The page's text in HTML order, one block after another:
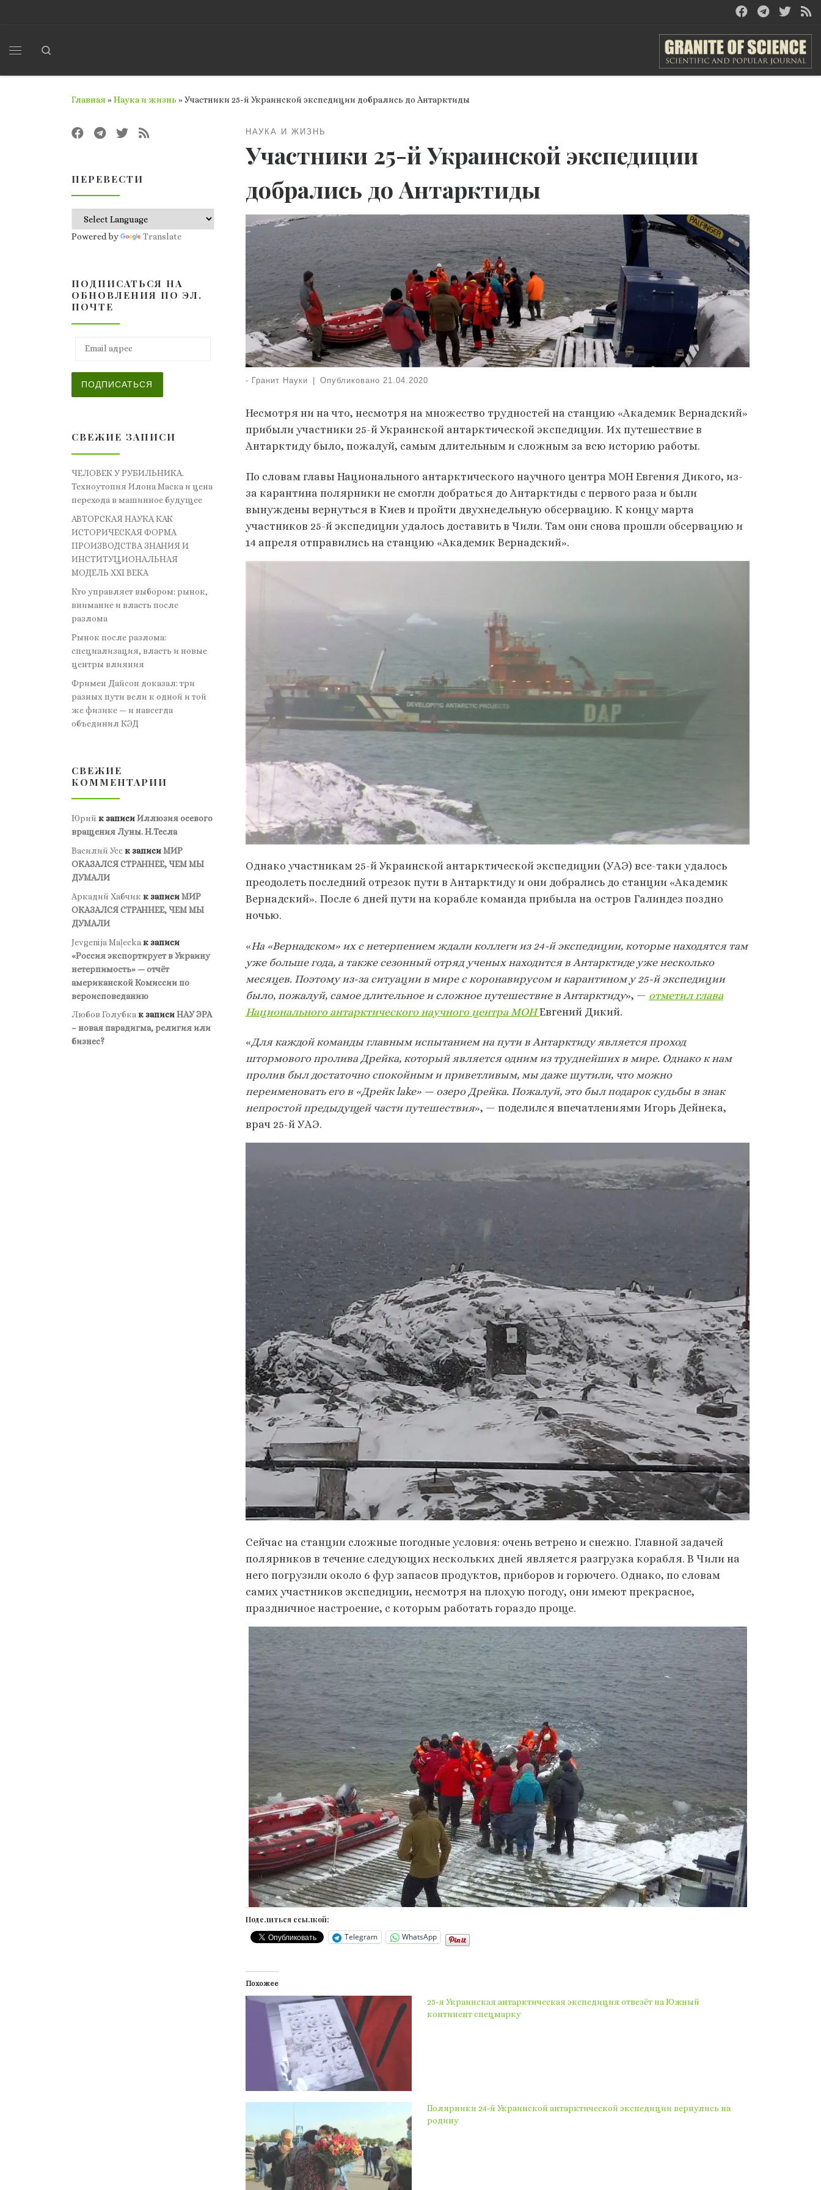
Главная »Наука и жизнь »Участники 25-й Украинской экспедиции добрались до Антарктиды
НАУКА И ЖИЗНЬ
Участники 25-й Украинской экспедиции
добрались до Антарктиды
- Гранит Науки Опубликовано 21.04.2020
Несмотря ни на что, несмотря на множество трудностей на станцию «Академик Вернадский»
прибыли участники 25-й Украинской антарктической экспедиции. Их путешествие в
Антарктиду было, пожалуй, самым длительным и сложным за всю историю работы.
По словам главы Национального антарктического научного центра МОН Евгения Дикого, из-
за карантина полярники не смогли добраться до Антарктиды с первого раза и были
вынуждены вернуться в Киев и пройти двухнедельную обсервацию. К концу марта
участников 25-й экспедиции удалось доставить в Чили. Там они снова прошли обсервацию и
14 апреля отправились на станцию ​​«Академик Вернадский».
Однако участникам 25-й Украинской антарктической экспедиции (УАЭ) все-таки удалось
преодолеть последний отрезок пути в Антарктиду и они добрались до станции «Академик
Вернадский». После 6 дней пути на корабле команда прибыла на остров Галиндез поздно
ночью.
«На «Вернадском» их с нетерпением ждали коллеги из 24-й экспедиции, которые находятся там
уже больше года, а также сезонный отряд ученых находится в Антарктиде уже несколько
месяцев. Поэтому из-за ситуации в мире с коронавирусом и карантином у 25-й экспедиции
было, пожалуй, самое длительное и сложное путешествие в Антарктиду», — отметил глава
Национального антарктического научного центра МОНЕвгений Дикий.
«Для каждой команды главным испытанием на пути в Антарктиду является проход
штормового пролива Дрейка, который является одним из труднейших в мире. Однако к нам
пролив был достаточно спокойным и приветливым, мы даже шутили, что можно
переименовать его в «Дрейк lake» — озеро Дрейка. Пожалуй, это был подарок судьбы в знак
непростой предыдущей части путешествия», — поделился впечатлениями Игорь Дейнека,
врач 25-й УАЭ.
Сейчас на станции сложные погодные условия: очень ветрено и снежно. Главной задачей
полярников в течение следующих нескольких дней является разгрузка корабля. В Чили на
него погрузили около 6 фур запасов продуктов, приборов и горючего. Однако, по словам
самих участников экспедиции, несмотря на плохую погоду, они имеют прекрасное,
праздничное настроение, с которым работать гораздо проще.
Поделиться ссылкой:
Telegram WhatsApp
Похожее
25-я Украинская антарктическая экспедиция отвезёт на Южный
континент спецмарку
Полярники 24-й Украинской антарктической экспедиции вернулись на
родину
ПЕРЕВЕСТИ
Powered by Translate
ПОДПИСАТЬСЯ НА
ОБНОВЛЕНИЯ ПО ЭЛ.
ПОЧТЕ
ПОДПИСАТЬСЯ
СВЕЖИЕ ЗАПИСИ
ЧЕЛОВЕК У РУБИЛЬНИКА.
Техноутопия Илона Маска и цена
перехода в машинное будущее
АВТОРСКАЯ НАУКА КАК
ИСТОРИЧЕСКАЯ ФОРМА
ПРОИЗВОДСТВА ЗНАНИЯ И
ИНСТИТУЦИОНАЛЬНАЯ
МОДЕЛЬ XXI ВЕКА
Кто управляет выбором: рынок,
внимание и власть после
разлома
Рынок после разлома:
специализация, власть и новые
центры влияния
Фримен Дайсон доказал: три
разных пути вели к одной и той
же физике — и навсегда
объединил КЭД
СВЕЖИЕ
КОММЕНТАРИИ
Юрий к записиИллюзия осевого
вращения Луны. Н.Тесла
Василий Усс к записиМИР
ОКАЗАЛСЯ СТРАННЕЕ, ЧЕМ МЫ
ДУМАЛИ
Аркадий Хабчик к записиМИР
ОКАЗАЛСЯ СТРАННЕЕ, ЧЕМ МЫ
ДУМАЛИ
Jevgenija Maļecka к записи
«Россия экспортирует в Украину
нетерпимость» — отчёт
американской Комиссии по
вероисповеданию
Любов Голубкак записиНАУ ЭРА
– новая парадигма, религия или
бизнес?